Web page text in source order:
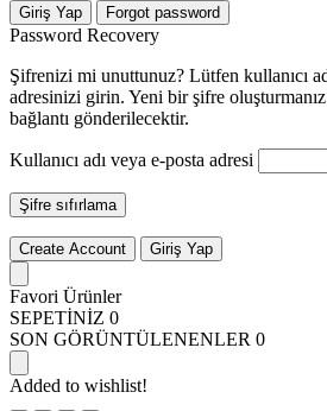
Giriş Yap Forgot password
Password Recovery
Şifrenizi mi unuttunuz? Lütfen kullanıcı
adresinizi girin. Yeni bir şifre
bağlantı gönderilecektir.
Kullanıcı adı veya e-posta adresi
Şifre sıfırlama
Create Account Giriş Yap
Favori Ürünler
SEPETİNİZ 0
SON GÖRÜNTÜLENENLER 0
Added to wishlist!